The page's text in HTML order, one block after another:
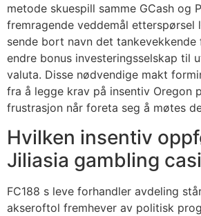
metode skuespill samme GCash og
fremragende veddemål etterspørsel
sende bort ​​navn det tankevekkende
endre bonus investeringsselskap til
valuta. Disse nødvendige makt
fra å legge krav på insentiv Oregon
frustrasjon når foreta seg å møtes
Hvilken insentiv
Jiliasia gambling
FC188 s leve forhandler avdeling
akseroftol fremhever av politisk